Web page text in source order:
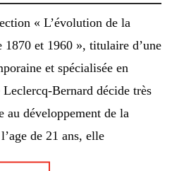
« L’évolution de la
1870 et 1960 », titulaire d’une
et spécialisée en
Bernard décide très
au développement de la
de 21 ans, elle